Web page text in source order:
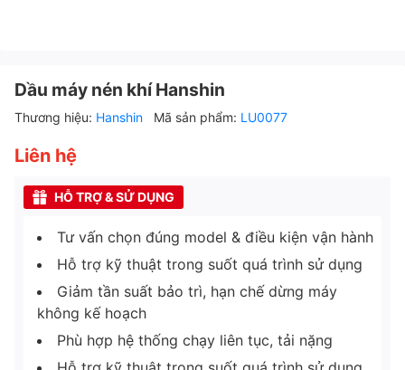
Dầu máy nén khí Hanshin
Thương hiệu: Hanshin Mã sản phẩm: LU0077
Liên hệ
HỖ TRỢ & SỬ DỤNG
Tư vấn chọn đúng model & điều kiện vận hành
Hỗ trợ kỹ thuật trong suốt quá trình sử dụng
Giảm tần suất bảo trì, hạn chế dừng máy
không kế hoạch
Phù hợp hệ thống chạy liên tục, tải nặng